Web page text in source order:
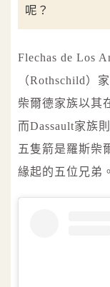
呢？
Flechas de Los
（Rothschild）
柴爾德家族以其
而Dassault家族
五隻箭是羅斯柴
緣起的五位兄弟。